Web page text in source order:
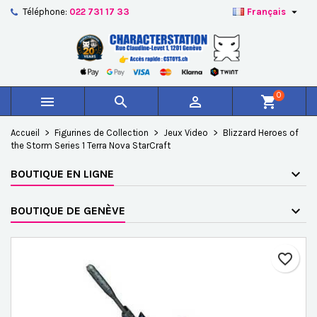
Téléphone: 022 731 17 33 Français 
   shopping_cart0
Accueil Figurines de Collection Jeux Video
Blizzard Heroes of
the Storm Series 1 Terra Nova StarCraft
BOUTIQUE EN LIGNE
BOUTIQUE DE GENÈVE
favorite_border
Créer une nouvelle liste
Nom de la liste d'envies
Annuler Créer une liste d'envies
Vous devez être connecté pour ajouter des produits à
votre liste d'envies.